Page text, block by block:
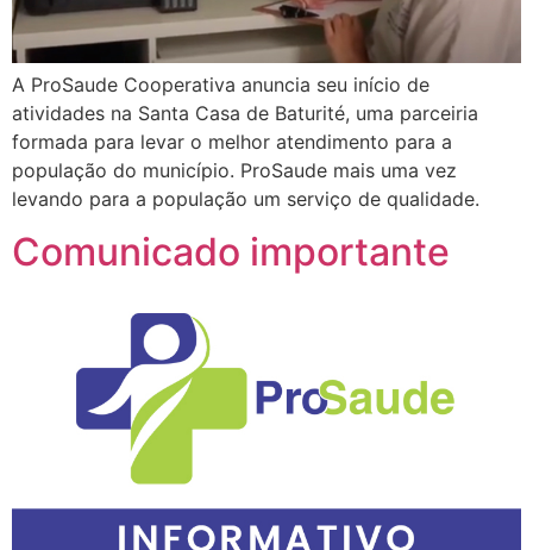
A ProSaude Cooperativa anuncia seu início de
atividades na Santa Casa de Baturité, uma parceiria
formada para levar o melhor atendimento para a
população do município. ProSaude mais uma vez
levando para a população um serviço de qualidade.
Comunicado importante